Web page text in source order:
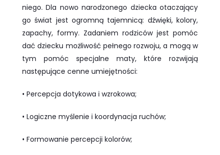
niego. Dla nowo narodzonego dziecka otaczający
go świat jest ogromną tajemnicą: dźwięki, kolory,
zapachy, formy. Zadaniem rodziców jest pomóc
dać dziecku możliwość pełnego rozwoju, a mogą w
tym pomóc specjalne maty, które rozwijają
następujące cenne umiejętności:
• Percepcja dotykowa i wzrokowa;
• Logiczne myślenie i koordynacja ruchów;
• Formowanie percepcji kolorów;